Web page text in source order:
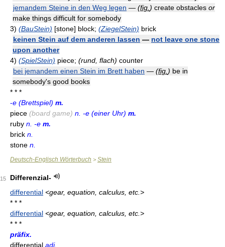
jemandem Steine in den Weg legen — (fig. ) create obstacles or
make things difficult for somebody
3) (BauStein) [stone] block; (ZiegelStein) brick
keinen Stein auf dem anderen lassen — not leave one stone
upon another
4) (SpielStein) piece; (rund, flach) counter
bei jemandem einen Stein im Brett haben — (fig. ) be in
somebody's good books
* * *
-e (Brettspiel) m.
piece (board game) n. -e (einer Uhr) m.
ruby n. -e m.
brick n.
stone n.
Deutsch-Englisch Wörterbuch > Stein
15
Differenzial-
differential <gear, equation, calculus, etc.>
* * *
differential <gear, equation, calculus, etc.>
* * *
präfix.
differential adj.